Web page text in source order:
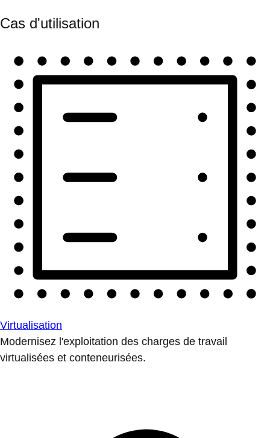
Cas d'utilisation
Virtualisation
Modernisez l'exploitation des charges de travail
virtualisées et conteneurisées.